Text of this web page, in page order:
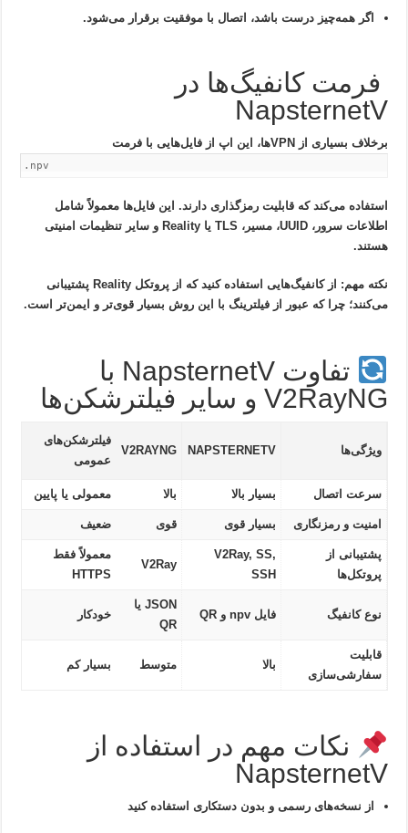
اگر همه‌چیز درست باشد، اتصال با موفقیت برقرار می‌شود.
فرمت کانفیگ‌ها در
NapsternetV
برخلاف بسیاری از VPNها، این اپ از فایل‌هایی با فرمت
.npv
استفاده می‌کند که قابلیت رمزگذاری دارند. این فایل‌ها معمولاً شامل
اطلاعات سرور، UUID، مسیر، TLS یا Reality و سایر تنظیمات امنیتی
هستند.
نکته مهم:
از کانفیگ‌هایی استفاده کنید که از پروتکل Reality پشتیبانی
می‌کنند؛ چرا که عبور از فیلترینگ با این روش بسیار قوی‌تر و ایمن‌تر است.
تفاوت NapsternetV با
V2RayNG و سایر فیلترشکن‌ها
ویژگی‌ها NAPSTERNETV
V2RAYNG
فیلترشکن‌های
عمومی
سرعت اتصال بسیار بالا بالا معمولی یا پایین
امنیت و رمزنگاری بسیار قوی قوی ضعیف
پشتیبانی از
پروتکل‌ها
V2Ray, SS,
SSH
V2Ray
معمولاً فقط
HTTPS
نوع کانفیگ فایل npv و QR
JSON یا
QR
خودکار
قابلیت
سفارشی‌سازی
بالا متوسط بسیار کم
نکات مهم در استفاده از
NapsternetV
از نسخه‌های رسمی و بدون دستکاری استفاده کنید